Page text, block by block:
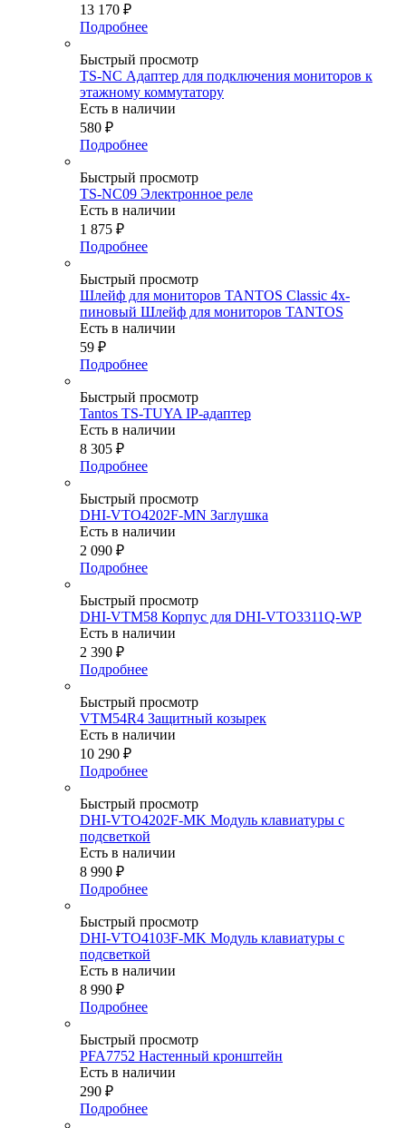
13 170 ₽
Подробнее
Быстрый просмотр
TS-NC Адаптер для подключения мониторов к
этажному коммутатору
Есть в наличии
580 ₽
Подробнее
Быстрый просмотр
TS-NC09 Электронное реле
Есть в наличии
1 875 ₽
Подробнее
Быстрый просмотр
Шлейф для мониторов TANTOS Classic 4х-
пиновый Шлейф для мониторов TANTOS
Есть в наличии
59 ₽
Подробнее
Быстрый просмотр
Tantos TS-TUYA IP-адаптер
Есть в наличии
8 305 ₽
Подробнее
Быстрый просмотр
DHI-VTO4202F-MN Заглушка
Есть в наличии
2 090 ₽
Подробнее
Быстрый просмотр
DHI-VTM58 Корпус для DHI-VTO3311Q-WP
Есть в наличии
2 390 ₽
Подробнее
Быстрый просмотр
VTM54R4 Защитный козырек
Есть в наличии
10 290 ₽
Подробнее
Быстрый просмотр
DHI-VTO4202F-MK Модуль клавиатуры с
подсветкой
Есть в наличии
8 990 ₽
Подробнее
Быстрый просмотр
DHI-VTO4103F-MK Модуль клавиатуры с
подсветкой
Есть в наличии
8 990 ₽
Подробнее
Быстрый просмотр
PFA7752 Настенный кронштейн
Есть в наличии
290 ₽
Подробнее